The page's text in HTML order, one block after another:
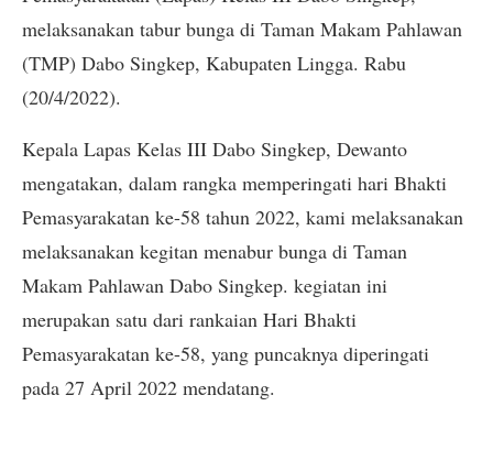
melaksanakan tabur bunga di Taman Makam Pahlawan
(TMP) Dabo Singkep, Kabupaten Lingga. Rabu
(20/4/2022).
Kepala Lapas Kelas III Dabo Singkep, Dewanto
mengatakan, dalam rangka memperingati hari Bhakti
Pemasyarakatan ke-58 tahun 2022, kami melaksanakan
melaksanakan kegitan menabur bunga di Taman
Makam Pahlawan Dabo Singkep. kegiatan ini
merupakan satu dari rankaian Hari Bhakti
Pemasyarakatan ke-58, yang puncaknya diperingati
pada 27 April 2022 mendatang.